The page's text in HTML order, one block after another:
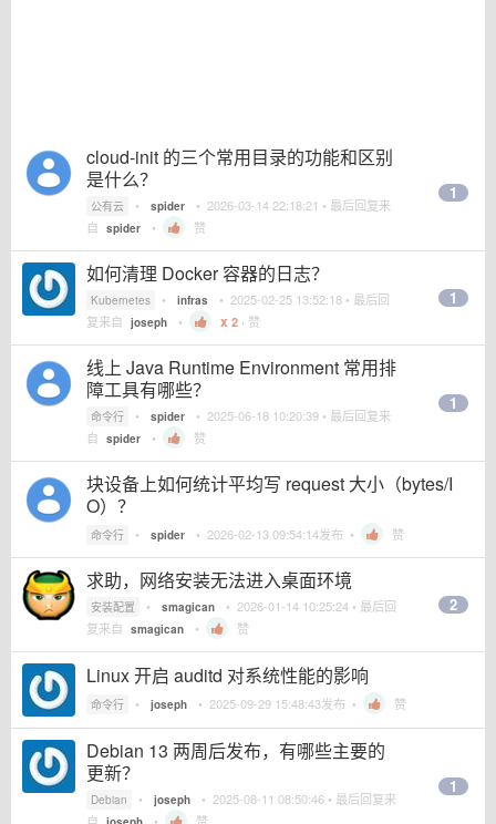
cloud-init 的三个常用目录的功能和区别
是什么？
公有云 • spider • 2026-03-14 22:18:21 • 最后回复来
自 spider • 赞
1
如何清理 Docker 容器的日志？
Kubernetes • infras • 2025-02-25 13:52:18 • 最后回
复来自 joseph • 2 · 赞
1
线上 Java Runtime Environment 常用排
障工具有哪些？
命令行 • spider • 2025-06-18 10:20:39 • 最后回复来
自 spider • 赞
1
块设备上如何统计平均写 request 大小（bytes/I
O）？
命令行 • spider • 2026-02-13 09:54:14发布 • 赞
求助，网络安装无法进入桌面环境
安装配置 • smagican • 2026-01-14 10:25:24 • 最后回
复来自 smagican • 赞
2
Linux 开启 auditd 对系统性能的影响
命令行 • joseph • 2025-09-29 15:48:43发布 • 赞
Debian 13 两周后发布，有哪些主要的
更新？
Debian • joseph • 2025-08-11 08:50:46 • 最后回复来
1